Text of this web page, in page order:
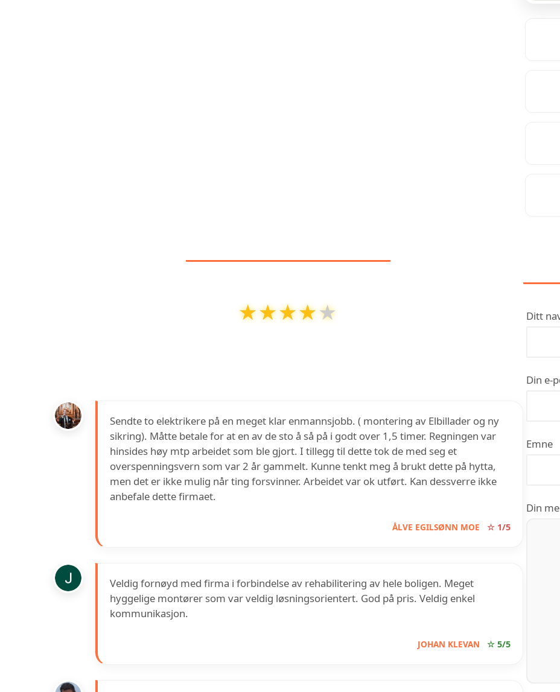
★★★★★
★★★★★
Sendte to elektrikere på en meget klar enmannsjobb. ( montering av Elbillader og ny
sikring). Måtte betale for at en av de sto å så på i godt over 1,5 timer. Regningen var
hinsides høy mtp arbeidet som ble gjort. I tillegg til dette tok de med seg et
overspenningsvern som var 2 år gammelt. Kunne tenkt meg å brukt dette på hytta,
men det er ikke mulig når ting forsvinner. Arbeidet var ok utført. Kan dessverre ikke
anbefale dette firmaet.
ÅLVE EGILSØNN MOE ☆ 1/5
Veldig fornøyd med firma i forbindelse av rehabilitering av hele boligen. Meget
hyggelige montører som var veldig løsningsorientert. God på pris. Veldig enkel
kommunikasjon.
JOHAN KLEVAN ☆ 5/5
Ditt
Din e-
Emne
Din